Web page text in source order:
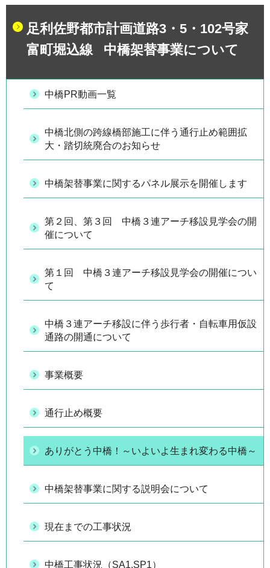
足利佐野都市計画道路3・5・102号家
富町堀込線 中橋架替事業について
中橋PR動画一覧
中橋北側の跨線橋部施工に伴う通行止め範囲拡
大・踏切統廃合のお知らせ
中橋架替事業に関するパネル展示を開催します
第２回、第３回 中橋３連アーチ移設見学会の開
催について
第１回 中橋３連アーチ移設見学会の開催につい
て
中橋３連アーチ移設に伴う歩行者・自転車用仮設
通路の開通について
事業概要
通行止め概要
ありがとう中橋！～いよいよ生まれ変わる中橋～
中橋架替事業に関する説明会について
現在までの工事状況
中橋工事状況（SA1,SP1）